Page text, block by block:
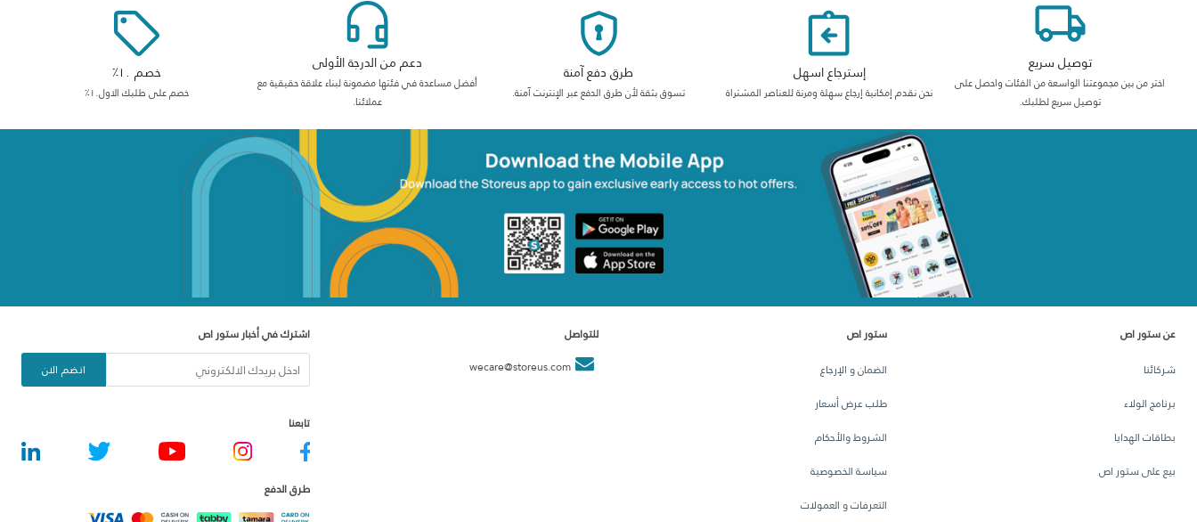
توصيل سريع
اختر من بين مجموعتنا الواسعة من الفئات واحصل على
توصيل سريع لطلبك.
إسترجاع اسهل
نحن نقدم إمكانية إرجاع سهلة ومرنة للعناصر المشتراة
طرق دفع آمنة
تسوق بثقة لأن طرق الدفع عبر الإنترنت آمنة.
دعم من الدرجة الأولى
أفضل مساعدة في فئتها مضمونة لبناء علاقة حقيقية مع
عملائنا.
خصم ١٠٪
خصم على طلبك الاول١٠٪
عن ستور اص
شركائنا
برنامج الولاء
بطاقات الهدايا
بيع على ستور اص
ستور اص
الضمان و الإرجاع
طلب عرض أسعار
الشروط والأحكام
سياسة الخصوصية
التعرفات و العمولات
للتواصل
wecare@storeus.com
اشترك في أخبار ستور اص
انضم الان
تابعنا
طرق الدفع